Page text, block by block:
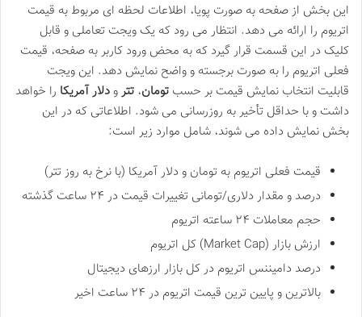
این بخش از صفحه به صورت پویا، اطلاعات لحظه ای مربوط به قیمت
اتریوم را ارائه می دهد. انتظار می رود که یک ویجت تعاملی و قابل
کلیک در این قسمت قرار گیرد که به محض ورود کاربر به صفحه، قیمت
فعلی اتریوم را به صورت برجسته و واضح نمایش دهد. این ویجت
قابلیت انتخاب نمایش قیمت بر حسب تومان، تترو دلار آمریکا را خواهد
داشت و با حداقل تأخیر به روزرسانی می شود. اطلاعاتی که در این
بخش نمایش داده می شوند، شامل موارد زیر است:
قیمت فعلی اتریوم به تومان و دلار آمریکا (با نرخ به روز تتر)
درصد و مقدار دلاری/تومانی تغییرات قیمت در ۲۴ ساعت گذشته
حجم معاملات ۲۴ ساعته اتریوم
ارزش بازار (Market Cap) کل اتریوم
درصد دامیننس اتریوم در کل بازار ارزهای دیجیتال
بالاترین و پایین ترین قیمت اتریوم در ۲۴ ساعت اخیر